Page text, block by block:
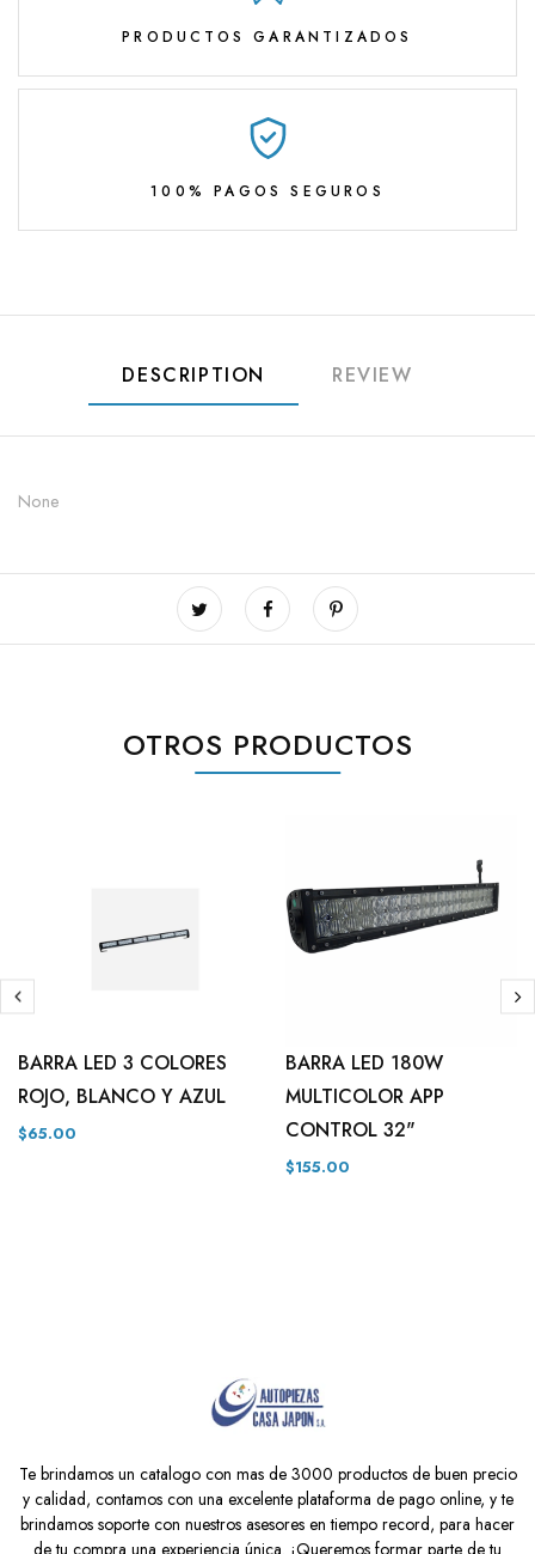
PRODUCTOS GARANTIZADOS
100% PAGOS SEGUROS
DESCRIPTION REVIEW
None
OTROS PRODUCTOS
BARRA LED 3 COLORES
ROJO, BLANCO Y AZUL
$65.00
BARRA LED 180W
MULTICOLOR APP
CONTROL 32"
$155.00
Te brindamos un catalogo con mas de 3000 productos de buen precio
y calidad, contamos con una excelente plataforma de pago online, y te
brindamos soporte con nuestros asesores en tiempo record, para hacer
de tu compra una experiencia única. ¡Queremos formar parte de tu